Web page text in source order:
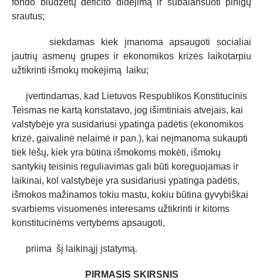
srautus;
siekdamas kiek įmanoma apsaugoti socialiai
jautrių asmenų grupes ir ekonomikos krizės laikotarpiu
užtikrinti išmokų mokėjimą laiku;
įvertindamas, kad Lietuvos Respublikos Konstitucinis
Teismas ne kartą konstatavo, jog išimtiniais atvejais, kai
valstybėje yra susidariusi ypatinga padėtis (ekonomikos
krizė, gaivalinė nelaimė ir pan.), kai neįmanoma sukaupti
tiek lėšų, kiek yra būtina išmokoms mokėti, išmokų
santykių teisinis reguliavimas gali būti koreguojamas ir
laikinai, kol valstybėje yra susidariusi ypatinga padėtis,
išmokos mažinamos tokiu mastu, kokiu būtina gyvybiškai
svarbiems visuomenės interesams užtikrinti ir kitoms
konstitucinėms vertybėms apsaugoti,
priima šį laikinąjį įstatymą.
PIRMASIS SKIRSNIS